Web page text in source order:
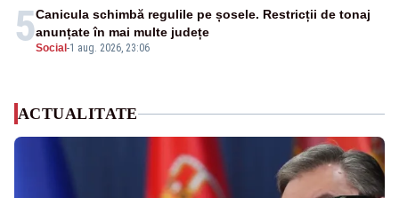
5Social -1 aug. 2026, 23:06
Canicula schimbă regulile pe șosele. Restricții de tonaj
anunțate în mai multe județe
ACTUALITATE